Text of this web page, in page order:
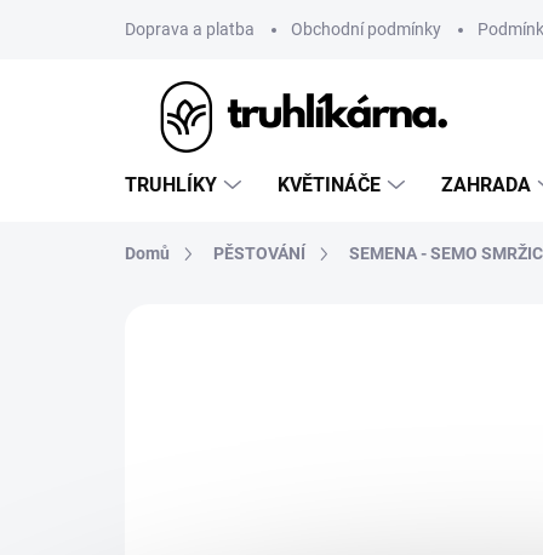
Doprava a platba Obchodní podmínky
TRUHLÍKY KVĚTINÁČE ZAHRADA
Domů PĚSTOVÁNÍ SEMENA - SEMO